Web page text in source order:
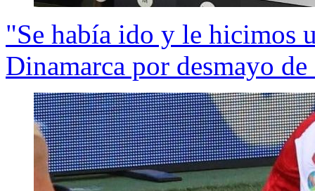
"Se había ido y le hicimos
Dinamarca por desmayo